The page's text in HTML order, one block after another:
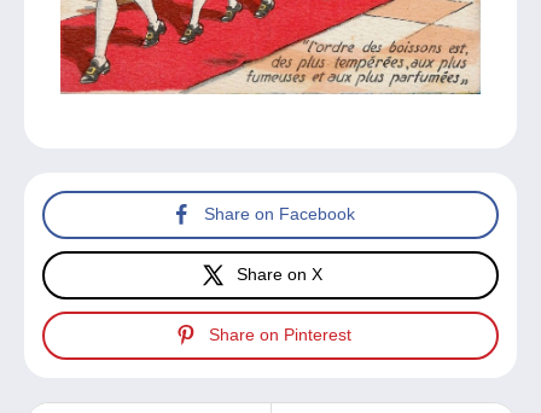
Share on Facebook
Share on X
Share on Pinterest